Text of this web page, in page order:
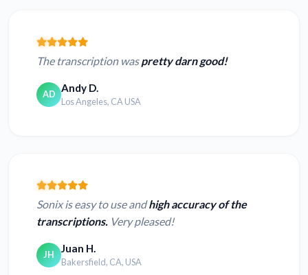
The transcription waspretty darn good!
AD Andy D.
Los Angeles, CA USA
Sonix is easy to use andhigh accuracy of the
transcriptions. Very pleased!
JH Juan H.
Bakersfield, CA, USA